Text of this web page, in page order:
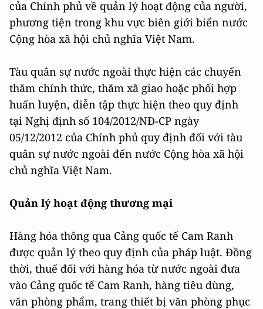
của Chính phủ về quản lý hoạt động của người,
phương tiện trong khu vực biên giới biển nước
Cộng hòa xã hội chủ nghĩa Việt Nam.
Tàu quân sự nước ngoài thực hiện các chuyến
thăm chính thức, thăm xã giao hoặc phối hợp
huấn luyện, diễn tập thực hiện theo quy định
tại Nghị định số 104/2012/NĐ-CP ngày
05/12/2012 của Chính phủ quy định đối với tàu
quân sự nước ngoài đến nước Cộng hòa xã hội
chủ nghĩa Việt Nam.
Quản lý hoạt động thương mại
Hàng hóa thông qua Cảng quốc tế Cam Ranh
được quản lý theo quy định của pháp luật. Đồng
thời, thuế đối với hàng hóa từ nước ngoài đưa
vào Cảng quốc tế Cam Ranh, hàng tiêu dùng,
văn phòng phẩm, trang thiết bị văn phòng phục